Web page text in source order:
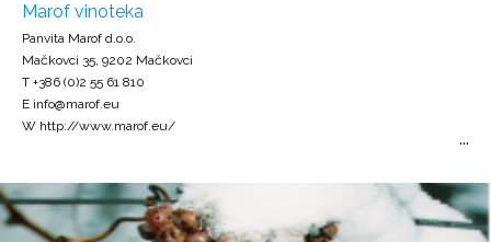
Marof vinoteka
Panvita Marof d.o.o.
Mačkovci 35, 9202 Mačkovci
T +386 (0)2 55 61 810
E info@marof.eu
W http://www.marof.eu/